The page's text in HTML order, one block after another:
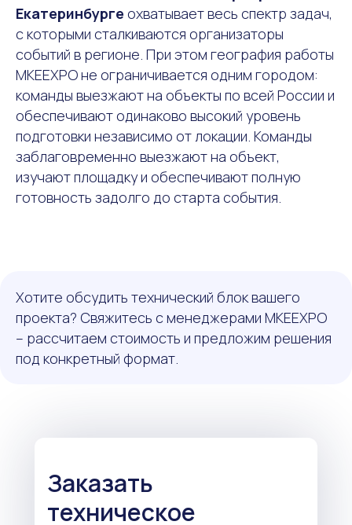
Екатеринбурге охватывает весь спектр задач,
с которыми сталкиваются организаторы
событий в регионе. При этом география работы
MKEEXPO не ограничивается одним городом:
команды выезжают на объекты по всей России и
обеспечивают одинаково высокий уровень
подготовки независимо от локации. Команды
заблаговременно выезжают на объект,
изучают площадку и обеспечивают полную
готовность задолго до старта события.
Хотите обсудить технический блок вашего
проекта? Свяжитесь с менеджерами MKEEXPO
– рассчитаем стоимость и предложим решения
под конкретный формат.
Заказать
техническое